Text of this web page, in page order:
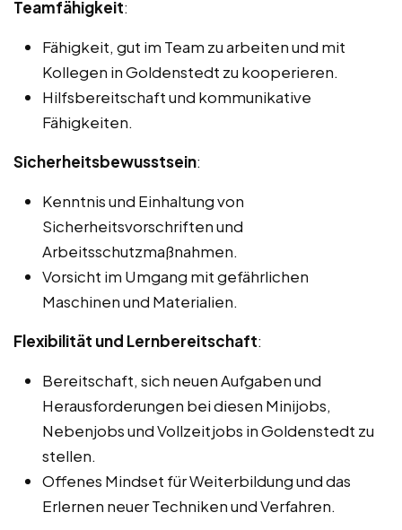
Teamfähigkeit:
Fähigkeit, gut im Team zu arbeiten und mit
Kollegen in Goldenstedt zu kooperieren.
Hilfsbereitschaft und kommunikative
Fähigkeiten.
Sicherheitsbewusstsein:
Kenntnis und Einhaltung von
Sicherheitsvorschriften und
Arbeitsschutzmaßnahmen.
Vorsicht im Umgang mit gefährlichen
Maschinen und Materialien.
Flexibilität und Lernbereitschaft:
Bereitschaft, sich neuen Aufgaben und
Herausforderungen bei diesen Minijobs,
Nebenjobs und Vollzeitjobs in Goldenstedt zu
stellen.
Offenes Mindset für Weiterbildung und das
Erlernen neuer Techniken und Verfahren.